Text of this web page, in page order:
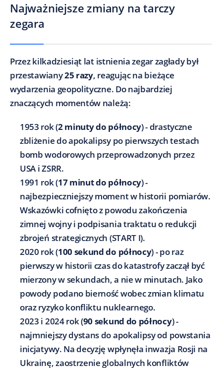
Najważniejsze zmiany na tarczy
zegara
Przez kilkadziesiąt lat istnienia zegar zagłady był
przestawiany25 razy, reagując na bieżące
wydarzenia geopolityczne. Do najbardziej
znaczących momentów należą:
1953 rok (2 minuty do północy) - drastyczne
zbliżenie do apokalipsy po pierwszych testach
bomb wodorowych przeprowadzonych przez
USA i ZSRR.
1991 rok (17 minut do północy) -
najbezpieczniejszy moment w historii pomiarów.
Wskazówki cofnięto z powodu zakończenia
zimnej wojny i podpisania traktatu o redukcji
zbrojeń strategicznych (START I).
2020 rok (100 sekund do północy) - po raz
pierwszy w historii czas do katastrofy zaczął być
mierzony w sekundach, a nie w minutach. Jako
powody podano bierność wobec zmian klimatu
oraz ryzyko konfliktu nuklearnego.
2023 i 2024 rok (90 sekund do północy) -
najmniejszy dystans do apokalipsy od powstania
inicjatywy. Na decyzję wpłynęła inwazja Rosji na
Ukrainę, zaostrzenie globalnych konfliktów